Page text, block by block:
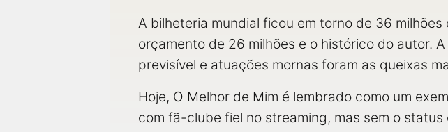
A bilheteria mundial ficou em torno de 36
orçamento de 26 milhões e o histórico do autor.
previsível e atuações mornas foram as queixas
Hoje, O Melhor de Mim é lembrado como um
com fã-clube fiel no streaming, mas sem o